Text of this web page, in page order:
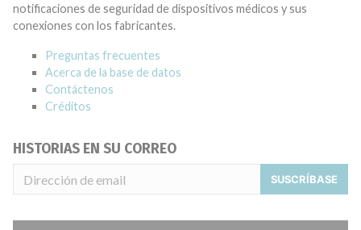
notificaciones de seguridad de dispositivos médicos y sus
conexiones con los fabricantes.
Preguntas frecuentes
Acerca de la base de datos
Contáctenos
Créditos
HISTORIAS EN SU CORREO
SUSCRÍBASE